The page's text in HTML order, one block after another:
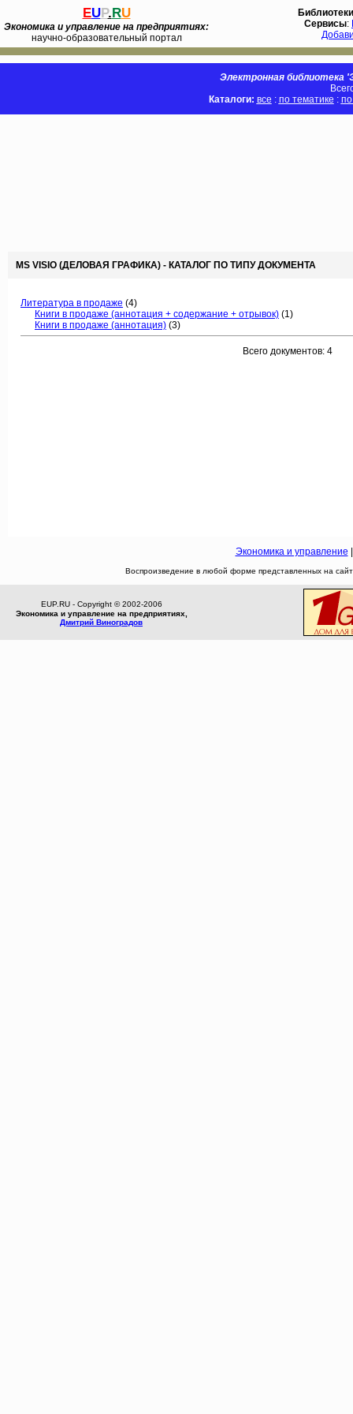
EUP.RU
Экономика и управление на предприятиях:
научно-образовательный портал
Библиотеки
Сервисы:
Электронная библиотека
Каталоги: все : по тематике :
MS VISIO (ДЕЛОВАЯ ГРАФИКА) - КАТАЛОГ ПО ТИПУ ДОКУМЕНТА
Литература в продаже (4)
Книги в продаже (аннотация + содержание + отрывок) (1)
Книги в продаже (аннотация) (3)
Всего документов: 4
Экономика и управление
Воспроизведение в любой форме представленных на
EUP.RU - Copyright © 2002-2006
Экономика и управление на предприятиях,
Дмитрий Виноградов